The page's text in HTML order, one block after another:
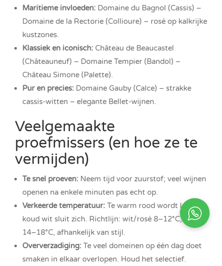
Maritieme invloeden: Domaine du Bagnol (Cassis) –
Domaine de la Rectorie (Collioure) – rosé op kalkrijke
kustzones.
Klassiek en iconisch: Château de Beaucastel
(Châteauneuf) – Domaine Tempier (Bandol) –
Château Simone (Palette).
Pur en precies: Domaine Gauby (Calce) – strakke
cassis-witten – elegante Bellet-wijnen.
Veelgemaakte
proefmissers (en hoe ze te
vermijden)
Te snel proeven: Neem tijd voor zuurstof; veel wijnen
openen na enkele minuten pas echt op.
Verkeerde temperatuur: Te warm rood wordt log, te
koud wit sluit zich. Richtlijn: wit/rosé 8–12°C, rood
14–18°C, afhankelijk van stijl.
Oververzadiging: Te veel domeinen op één dag doet
smaken in elkaar overlopen. Houd het selectief.